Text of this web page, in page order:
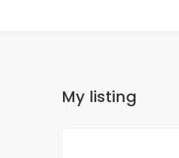
My listing